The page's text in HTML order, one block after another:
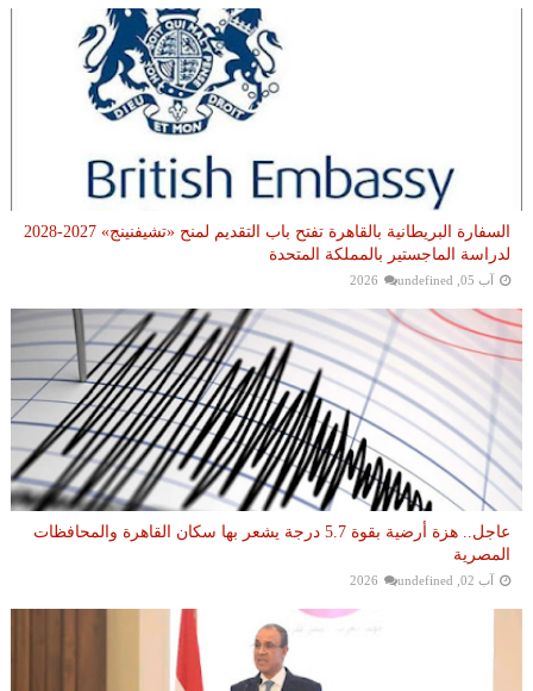
السفارة البريطانية بالقاهرة تفتح باب التقديم لمنح «تشيفنينج» 2027-2028
لدراسة الماجستير بالمملكة المتحدة
آب 05, 2026 undefined
عاجل.. هزة أرضية بقوة 5.7 درجة يشعر بها سكان القاهرة والمحافظات
المصرية
آب 02, 2026 undefined